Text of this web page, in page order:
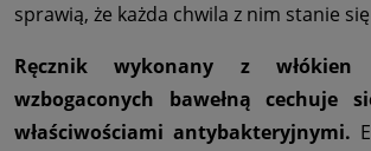
sprawią, że każda chwila z nim stanie
Ręcznik wykonany z włókien
wzbogaconych bawełną cechuje
właściwościami antybakteryjnymi.